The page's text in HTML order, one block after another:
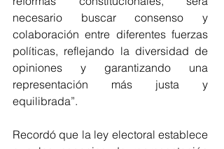
necesario buscar consenso y
colaboración entre diferentes fuerzas
políticas, reflejando la diversidad de
opiniones y garantizando una
representación más justa y
equilibrada”.
Recordó que la ley electoral establece